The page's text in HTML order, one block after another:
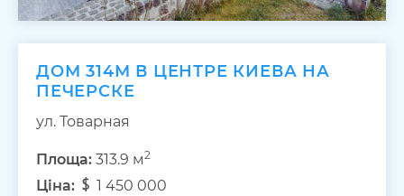
ДОМ 314М В ЦЕНТРЕ КИЕВА НА
ПЕЧЕРСКЕ
ул. Товарная
Площа: 313.9 м2
Ціна:
1 450 000